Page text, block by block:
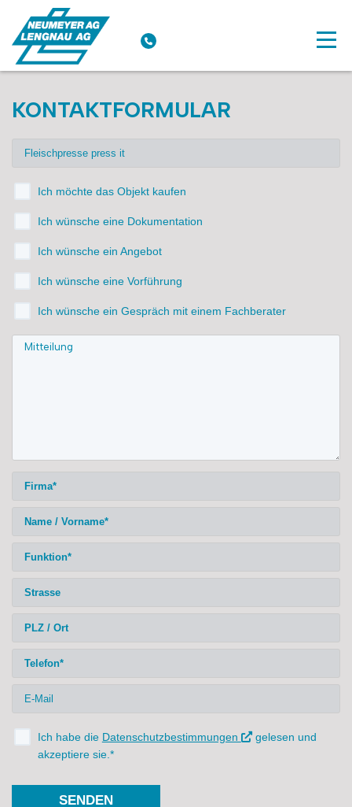
KONTAKTFORMULAR
Ich möchte das Objekt kaufen
Ich wünsche eine Dokumentation
Ich wünsche ein Angebot
Ich wünsche eine Vorführung
Ich wünsche ein Gespräch mit einem Fachberater
Ich habe die Datenschutzbestimmungen
gelesen und
akzeptiere sie.*
SENDEN